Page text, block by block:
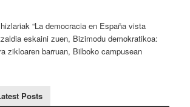
“La democracia en España vista
eskaini zuen, Bizimodu demokratikoa:
zikloaren barruan, Bilboko campusean
Posts